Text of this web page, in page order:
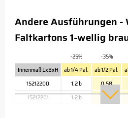
Andere Ausführungen -
Faltkartons 1-wellig
-25% -35%
Innenmaß LxBxH
ab 1/4 Pal. ab 1/2 Pal.
15212200
1.2 b 0,58
15212201
1.2 b 0,56